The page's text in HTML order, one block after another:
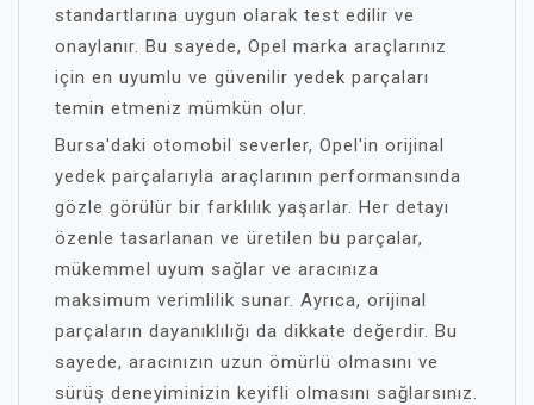
standartlarına uygun olarak test edilir ve
onaylanır. Bu sayede, Opel marka araçlarınız
için en uyumlu ve güvenilir yedek parçaları
temin etmeniz mümkün olur.
Bursa'daki otomobil severler, Opel'in orijinal
yedek parçalarıyla araçlarının performansında
gözle görülür bir farklılık yaşarlar. Her detayı
özenle tasarlanan ve üretilen bu parçalar,
mükemmel uyum sağlar ve aracınıza
maksimum verimlilik sunar. Ayrıca, orijinal
parçaların dayanıklılığı da dikkate değerdir. Bu
sayede, aracınızın uzun ömürlü olmasını ve
sürüş deneyiminizin keyifli olmasını sağlarsınız.